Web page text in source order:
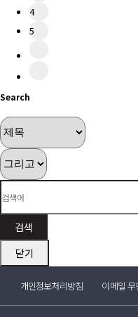
4
5
Search
검색
닫기
개인정보처리방침 이메일